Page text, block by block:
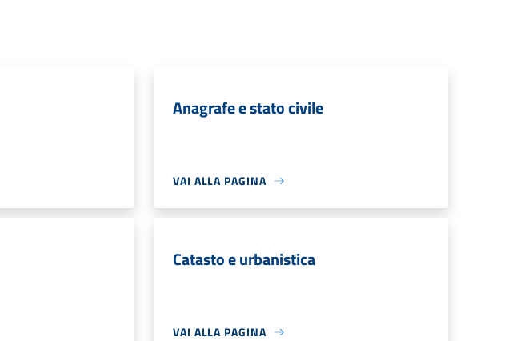
Anagrafe e stato civile
VAI ALLA PAGINA
Catasto e urbanistica
VAI ALLA PAGINA